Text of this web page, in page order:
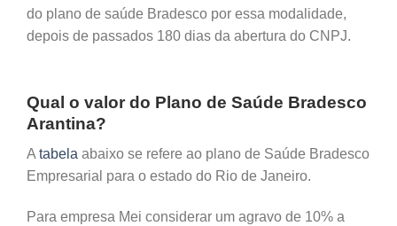
do plano de saúde Bradesco por essa modalidade,
depois de passados 180 dias da abertura do CNPJ.
Qual o valor do Plano de Saúde Bradesco
Arantina?
A tabela abaixo se refere ao plano de Saúde Bradesco
Empresarial para o estado do Rio de Janeiro.
Para empresa Mei considerar um agravo de 10% a